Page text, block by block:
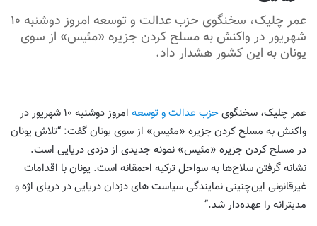
عمر چلیک، سخنگوی حزب عدالت و توسعه امروز دوشنبه ۱۰
شهریور در واکنش به مسلح کردن جزیره «مئیس» از سوی
یونان به این کشور هشدار داد.
عمر چلیک، سخنگویحزب عدالت و توسعه
امروز دوشنبه ۱۰ شهریور در
واکنش به مسلح کردن جزیره «مئیس» از سوی یونان گفت: “تلاش یونان
در مسلح کردن جزیره «مئیس» نمونه جدیدی از دزدی دریایی است.
نشانه گرفتن سلاح‌ها به سواحل ترکیه احمقانه است. یونان با اقدامات
غیرقانونی این‌چنینی نمایندگی سیاست های دزدان دریایی در دریای اژه و
مدیترانه را عهده‌دار شد.”